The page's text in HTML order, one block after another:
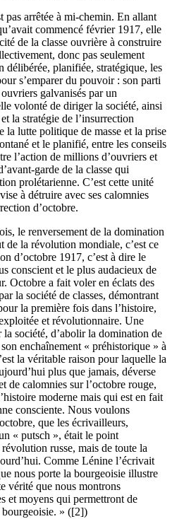
pas arrêtée à mi-chemin. En allant
commencé février 1917, elle
de la classe ouvrière à construire
donc pas seulement
délibérée, planifiée, stratégique, les
s’emparer du pouvoir : son parti
galvanisés par un
volonté de diriger la société, ainsi
la stratégie de l’insurrection
la lutte politique de masse et la prise
et le planifié, entre les conseils
l’action de millions d’ouvriers et
garde de la classe qui
prolétarienne. C’est cette unité
à détruire avec ses calomnies
d’octobre.
le renversement de la domination
de la révolution mondiale, c’est ce
d’octobre 1917, c’est à dire le
conscient et le plus audacieux de
Octobre a fait voler en éclats des
la société de classes, démontrant
la première fois dans l’histoire,
et révolutionnaire. Une
société, d’abolir la domination de
enchaînement « préhistorique » à
la véritable raison pour laquelle la
plus que jamais, déverse
de calomnies sur l’octobre rouge,
moderne mais qui est en fait
consciente. Nous voulons
que les écrivailleurs,
« putsch », était le point
russe, mais de toute la
Comme Lénine l’écrivait
nous porte la bourgeoisie illustre
vérité que nous montrons
et moyens qui permettront de
» ([2])